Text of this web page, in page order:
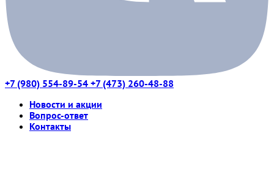
+7 (980) 554-89-54 +7 (473) 260-48-88
Новости и акции
Вопрос-ответ
Контакты